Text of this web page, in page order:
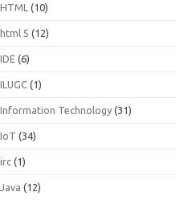
HTML (10)
html 5 (12)
IDE (6)
ILUGC (1)
Information Technology (31)
IoT (34)
irc (1)
Java (12)